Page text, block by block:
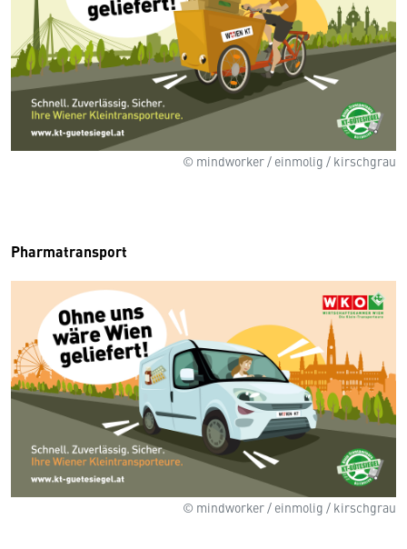
© mindworker / einmolig / kirschgrau
Pharmatransport
© mindworker / einmolig / kirschgrau